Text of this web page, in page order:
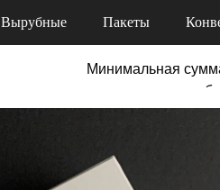
Минимальная
Вырубные Пакеты